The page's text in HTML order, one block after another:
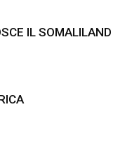
IL SOMALILAND